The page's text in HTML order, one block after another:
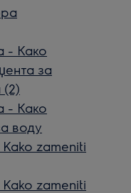
- Како
за
- Како
воду
zameniti
zameniti